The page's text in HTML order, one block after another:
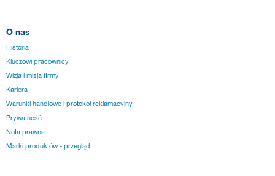
O nas
Historia
Kluczowi pracownicy
Wizja i misja firmy
Kariera
Warunki handlowe i protokół reklamacyjny
Prywatność
Nota prawna
Marki produktów - przegląd